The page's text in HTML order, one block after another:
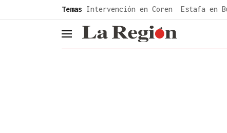
Temas Intervención en Coren Estafa en
header.menu.open